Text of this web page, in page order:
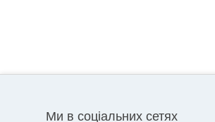
Ми в соціальних сетях